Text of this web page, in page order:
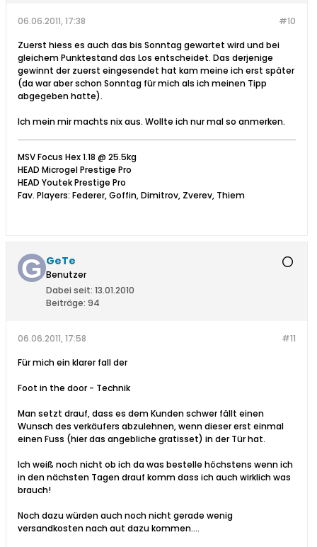
#10
06.06.2011, 17:38
Zuerst hiess es auch das bis Sonntag gewartet wird und bei
gleichem Punktestand das Los entscheidet. Das derjenige
gewinnt der zuerst eingesendet hat kam meine ich erst später
(da war aber schon Sonntag für mich als ich meinen Tipp
abgegeben hatte).
Ich mein mir machts nix aus. Wollte ich nur mal so anmerken.
MSV Focus Hex 1.18 @ 25.5kg
HEAD Microgel Prestige Pro
HEAD Youtek Prestige Pro
Fav. Players: Federer, Goffin, Dimitrov, Zverev, Thiem
GeTe
Benutzer
Dabei seit: 13.01.2010
Beiträge: 94
#11
06.06.2011, 17:58
Für mich ein klarer fall der
Foot in the door - Technik
Man setzt drauf, dass es dem Kunden schwer fällt einen
Wunsch des verkäufers abzulehnen, wenn dieser erst einmal
einen Fuss (hier das angebliche gratisset) in der Tür hat.
Ich weiß noch nicht ob ich da was bestelle höchstens wenn ich
in den nächsten Tagen drauf komm dass ich auch wirklich was
brauch!
Noch dazu würden auch noch nicht gerade wenig
versandkosten nach aut dazu kommen....